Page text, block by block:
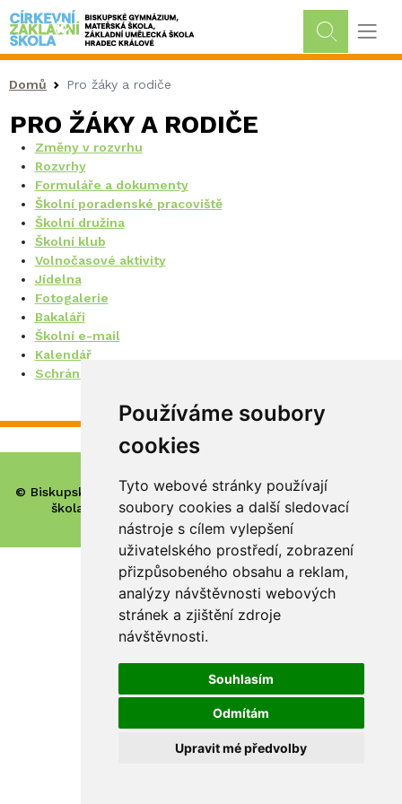
Používáme soubory
cookies
Tyto webové stránky používají
soubory cookies a další sledovací
nástroje s cílem vylepšení
uživatelského prostředí, zobrazení
přizpůsobeného obsahu a reklam,
analýzy návštěvnosti webových
stránek a zjištění zdroje
návštěvnosti.
Souhlasím
Odmítám
Upravit mé předvolby
Drobečková navigace
Domů Pro žáky a rodiče
PRO ŽÁKY A RODIČE
Změny v rozvrhu
Rozvrhy
Formuláře a dokumenty
Školní poradenské pracoviště
Školní družina
Školní klub
Volnočasové aktivity
Jídelna
Fotogalerie
Bakaláři
Školní e-mail
Kalendář
Schránka důvěry
© Biskupské gymnázium, církevní základní škola, mateřská
škola a základní umělecká škola Hradec Králové